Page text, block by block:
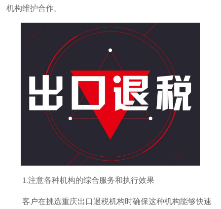
机构维护合作。
1.注意各种机构的综合服务和执行效果
客户在挑选重庆出口退税机构时确保这种机构能够快速